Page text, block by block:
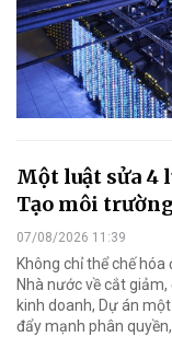
Một luật sửa 4
Tạo môi
07/08/2026 11:39
Không chỉ thể chế
Nhà nước về cắt
kinh doanh, Dự án
đẩy mạnh phân